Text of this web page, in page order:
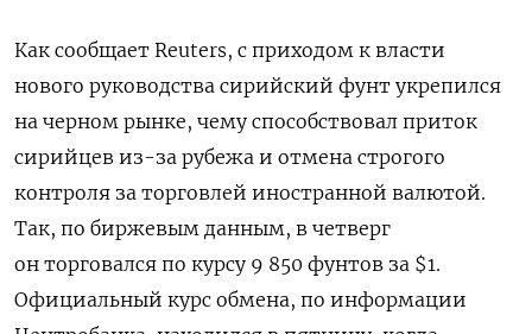
Как сообщает Reuters, с приходом к власти
нового руководства сирийский фунт укрепился
на черном рынке, чему способствовал приток
сирийцев из-за рубежа и отмена строгого
контроля за торговлей иностранной валютой.
Так, по биржевым данным, в четверг
он торговался по курсу 9 850 фунтов за $1.
Официальный курс обмена, по информации